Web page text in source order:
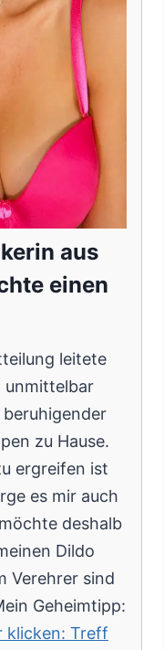
aus
einen
leitete
unmittelbar
zu Hause.
ergreifen ist
es mir auch
deshalb
Dildo
Verehrer sind
Geheimtipp:
klicken: Treff